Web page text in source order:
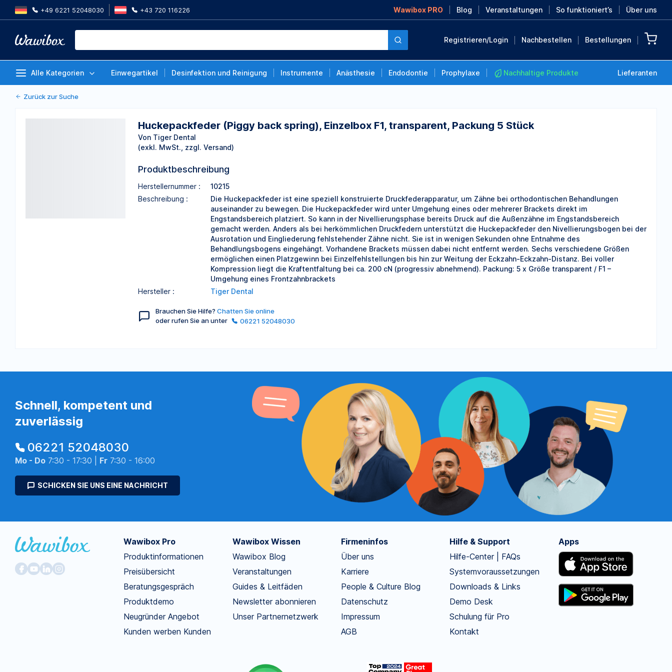
+49 6221 52048030 +43 720 116226 Wawibox PRO Blog Veranstaltungen So funktioniert’s Über uns
Registrieren/Login Nachbestellen Bestellungen
Alle Kategorien Einwegartikel Desinfektion und Reinigung Instrumente Anästhesie Endodontie Prophylaxe Nachhaltige Produkte Lieferanten
MEHR ENTDECKEN
Huckepackfeder (Piggy back spring), Einzelbox F1,
Zurück zur Suche
Huckepackfeder (Piggy back spring), Einzelbox F1, transparent, Packung 5 Stück
Von Tiger Dental
(exkl. MwSt., zzgl. Versand)
Produktbeschreibung
Herstellernummer :
10215
Beschreibung :
Die Huckepackfeder ist eine speziell konstruierte Druckfederapparatur, um Zähne bei orthodontischen Behandlungen
auseinander zu bewegen. Die Huckepackfeder wird unter Umgehung eines oder mehrerer Brackets direkt im
Engstandsbereich platziert. So kann in der Nivellierungsphase bereits Druck auf die Außenzähne im Engstandsbereich
gemacht werden. Anders als bei herkömmlichen Druckfedern unterstützt die Huckepackfeder den Nivellierungsbogen bei der
Ausrotation und Eingliederung fehlstehender Zähne nicht. Sie ist in wenigen Sekunden ohne Entnahme des
Behandlungsbogens eingehängt. Vorhandene Brackets müssen dabei nicht entfernt werden. Sechs verschiedene Größen
ermöglichen einen Platzgewinn bei Einzelfehlstellungen bis hin zur Weitung der Eckzahn-Eckzahn-Distanz. Bei voller
Kompression liegt die Kraftentfaltung bei ca. 200 cN (progressiv abnehmend). Packung: 5 x Größe transparent / F1 –
Umgehung eines Front­zahnbrackets
Hersteller :
Tiger Dental
Brauchen Sie Hilfe? Chatten Sie online
oder rufen Sie an unter
06221 52048030
Schnell, kompetent und
zuverlässig
06221 52048030
Mo - Do 7:30 - 17:30 | Fr 7:30 - 16:00
SCHICKEN SIE UNS EINE NACHRICHT
Wawibox Pro
Produktinformationen
Preisübersicht
Beratungsgespräch
Produktdemo
Neugründer Angebot
Kunden werben Kunden
Wawibox Wissen
Wawibox Blog
Veranstaltungen
Guides & Leitfäden
Newsletter abonnieren
Unser Partnernetzwerk
Firmeninfos
Über uns
Karriere
People & Culture Blog
Datenschutz
Impressum
AGB
Hilfe & Support
Hilfe-Center | FAQs
Systemvoraussetzungen
Downloads & Links
Demo Desk
Schulung für Pro
Kontakt
Apps